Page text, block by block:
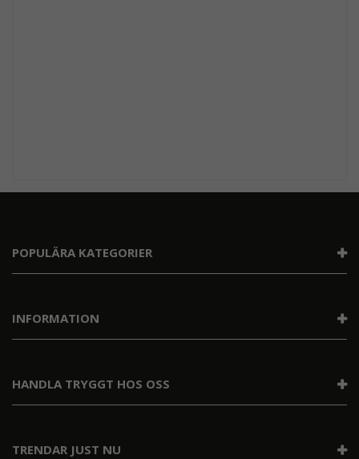
POPULÄRA KATEGORIER
INFORMATION
TRENDAR JUST NU
HANDLA TRYGGT HOS OSS